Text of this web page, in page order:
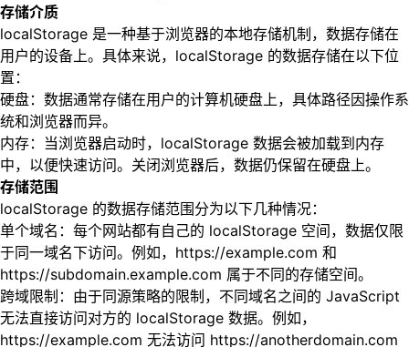
存储介质
localStorage 是一种基于浏览器的本地存储机制，数据存储在
用户的设备上。具体来说，localStorage 的数据存储在以下位
置：
硬盘：数据通常存储在用户的计算机硬盘上，具体路径因操作系
统和浏览器而异。
内存：当浏览器启动时，localStorage 数据会被加载到内存
中，以便快速访问。关闭浏览器后，数据仍保留在硬盘上。
存储范围
localStorage 的数据存储范围分为以下几种情况：
单个域名：每个网站都有自己的 localStorage 空间，数据仅限
于同一域名下访问。例如，https://example.com 和
https://subdomain.example.com 属于不同的存储空间。
跨域限制：由于同源策略的限制，不同域名之间的 JavaScript
无法直接访问对方的 localStorage 数据。例如，
https://example.com 无法访问 https://anotherdomain.com